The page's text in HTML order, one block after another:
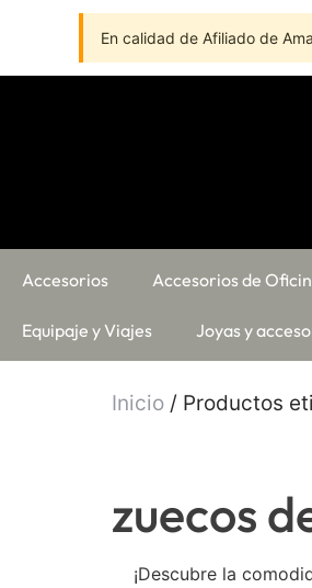
En calidad de Afiliado de
Accesorios Accesorios de
Equipaje y Viajes Joyas y
Inicio / Productos
zuecos
¡Descubre la